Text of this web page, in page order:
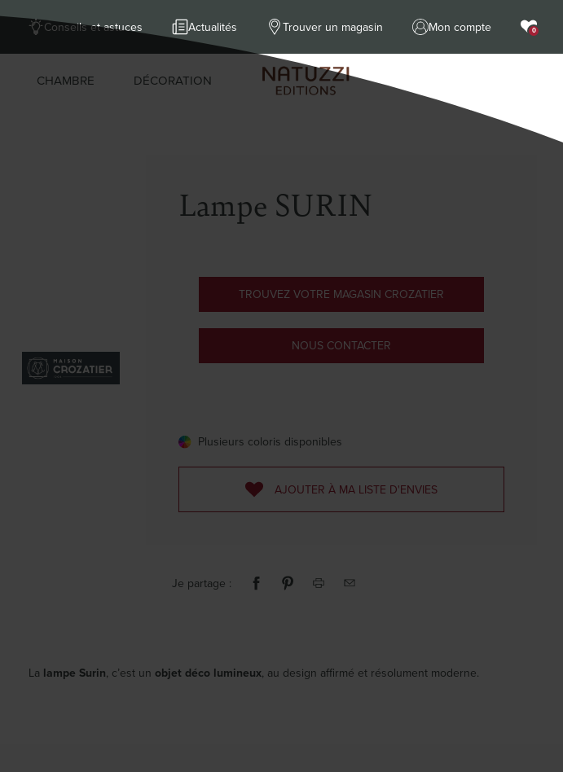
CHAMBRE DÉCORATION
Conseils et astuces Actualités Trouver un magasin Mon compte 0
Lampe SURIN
TROUVEZ VOTRE MAGASIN CROZATIER
NOUS CONTACTER
Plusieurs coloris disponibles
AJOUTER À MA LISTE D'ENVIES
Je partage :
La lampe Surin, c’est un objet déco lumineux, au design affirmé et résolument moderne.